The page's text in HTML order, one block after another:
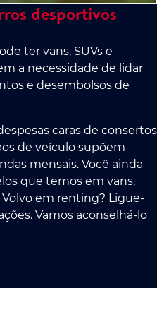
desportivos
ter vans, SUVs e
a necessidade de lidar
e desembolsos de
caras de consertos
de veículo supõem
mensais. Você ainda
que temos em vans,
em renting? Ligue-
Vamos aconselhá-lo